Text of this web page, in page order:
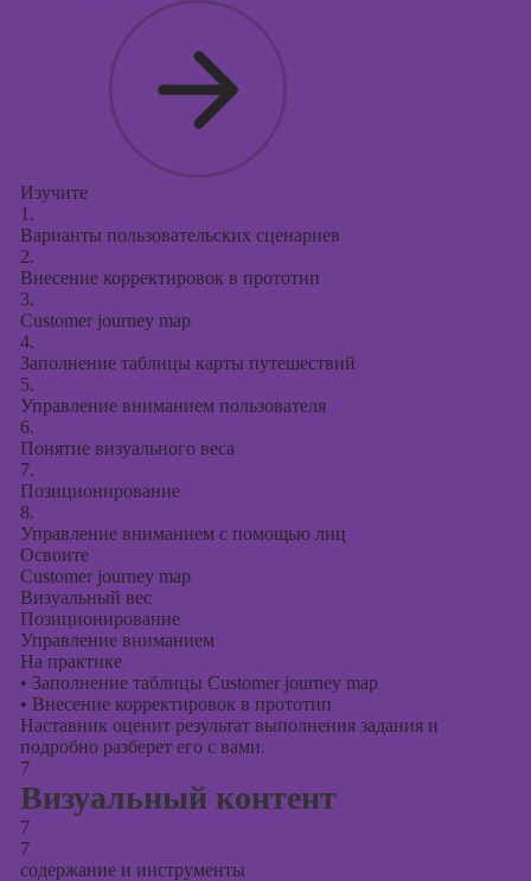
Изучите
1.
Варианты пользовательских сценариев
2.
Внесение корректировок в прототип
3.
Customer journey map
4.
Заполнение таблицы карты путешествий
5.
Управление вниманием пользователя
6.
Понятие визуального веса
7.
Позиционирование
8.
Управление вниманием с помощью лиц
Освоите
Customer journey map
Визуальный вес
Позиционирование
Управление вниманием
На практике
• Заполнение таблицы Customer journey map
• Внесение корректировок в прототип
Наставник оценит результат выполнения задания и
подробно разберет его с вами.
7
Визуальный контент
7
7
содержание и инструменты